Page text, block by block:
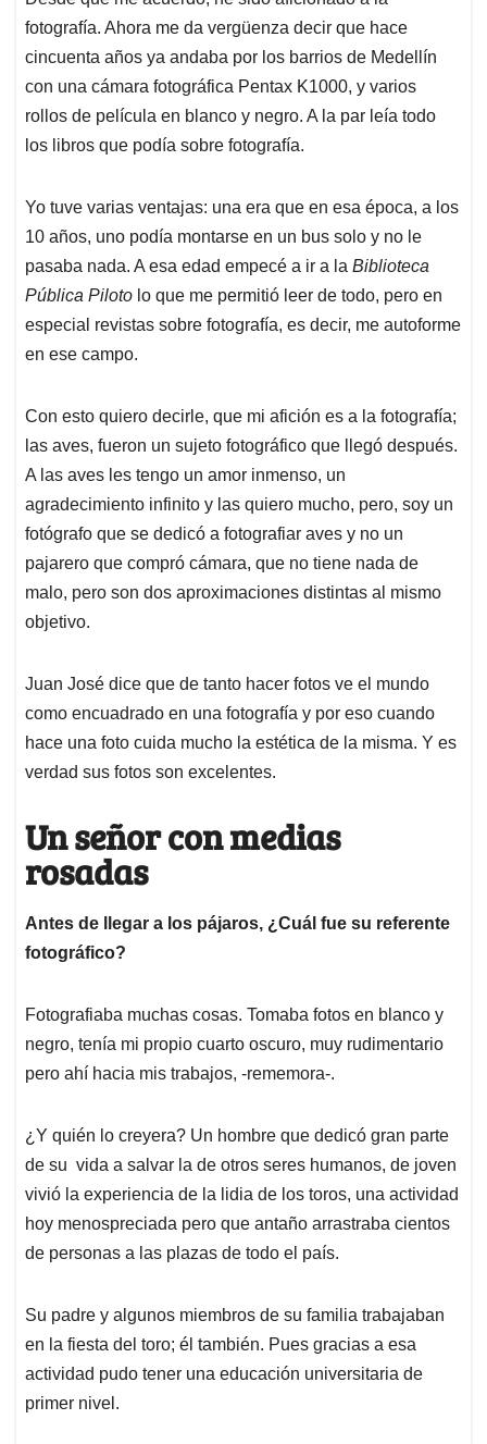
fotografía. Ahora me da vergüenza decir que hace
cincuenta años ya andaba por los barrios de Medellín
con una cámara fotográfica Pentax K1000, y varios
rollos de película en blanco y negro. A la par leía todo
los libros que podía sobre fotografía.
Yo tuve varias ventajas: una era que en esa época, a los
10 años, uno podía montarse en un bus solo y no le
pasaba nada. A esa edad empecé a ir a la Biblioteca
Pública Piloto lo que me permitió leer de todo, pero en
especial revistas sobre fotografía, es decir, me autoforme
en ese campo.
Con esto quiero decirle, que mi afición es a la fotografía;
las aves, fueron un sujeto fotográfico que llegó después.
A las aves les tengo un amor inmenso, un
agradecimiento infinito y las quiero mucho, pero, soy un
fotógrafo que se dedicó a fotografiar aves y no un
pajarero que compró cámara, que no tiene nada de
malo, pero son dos aproximaciones distintas al mismo
objetivo.
Juan José dice que de tanto hacer fotos ve el mundo
como encuadrado en una fotografía y por eso cuando
hace una foto cuida mucho la estética de la misma. Y es
verdad sus fotos son excelentes.
Un señor con medias
rosadas
Antes de llegar a los pájaros, ¿Cuál fue su referente
fotográfico?
Fotografiaba muchas cosas. Tomaba fotos en blanco y
negro, tenía mi propio cuarto oscuro, muy rudimentario
pero ahí hacia mis trabajos, -rememora-.
¿Y quién lo creyera? Un hombre que dedicó gran parte
de su vida a salvar la de otros seres humanos, de joven
vivió la experiencia de la lidia de los toros, una actividad
hoy menospreciada pero que antaño arrastraba cientos
de personas a las plazas de todo el país.
Su padre y algunos miembros de su familia trabajaban
en la fiesta del toro; él también. Pues gracias a esa
actividad pudo tener una educación universitaria de
primer nivel.